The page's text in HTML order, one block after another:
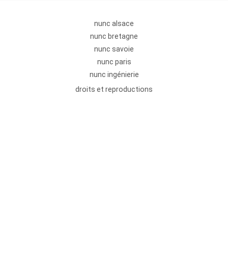
nunc alsace
nunc bretagne
nunc savoie
nunc paris
nunc ingénierie
droits et reproductions